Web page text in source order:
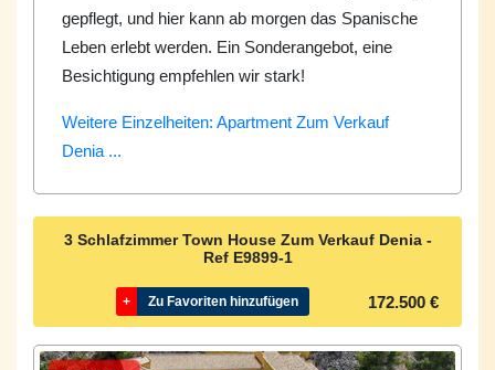
gepflegt, und hier kann ab morgen das Spanische
Leben erlebt werden. Ein Sonderangebot, eine
Besichtigung empfehlen wir stark!
Weitere Einzelheiten: Apartment Zum Verkauf
Denia ...
3 Schlafzimmer Town House Zum Verkauf Denia -
Ref E9899-1
+ Zu Favoriten hinzufügen 172.500 €